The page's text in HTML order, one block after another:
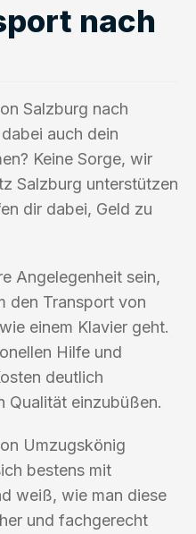
nach
Salzburg nach
auch dein
Keine Sorge, wir
Salzburg unterstützen
dir dabei, Geld zu
Angelegenheit sein,
den Transport von
einem Klavier geht.
Hilfe und
deutlich
Qualität einzubüßen.
Umzugskönig
bestens mit
weiß, wie man diese
und fachgerecht